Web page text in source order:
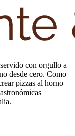
con orgullo a
desde cero. Como
pizzas al horno